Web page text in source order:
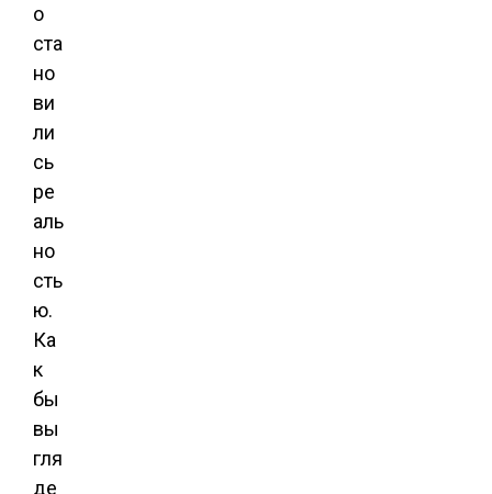
о
ста
но
ви
ли
сь
ре
аль
но
сть
ю.
Ка
к
бы
вы
гля
де